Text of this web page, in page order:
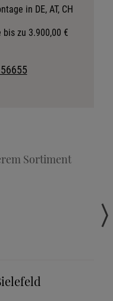
anfordern
in DE, AT, CH
zu 3.900,00 €
Sortiment